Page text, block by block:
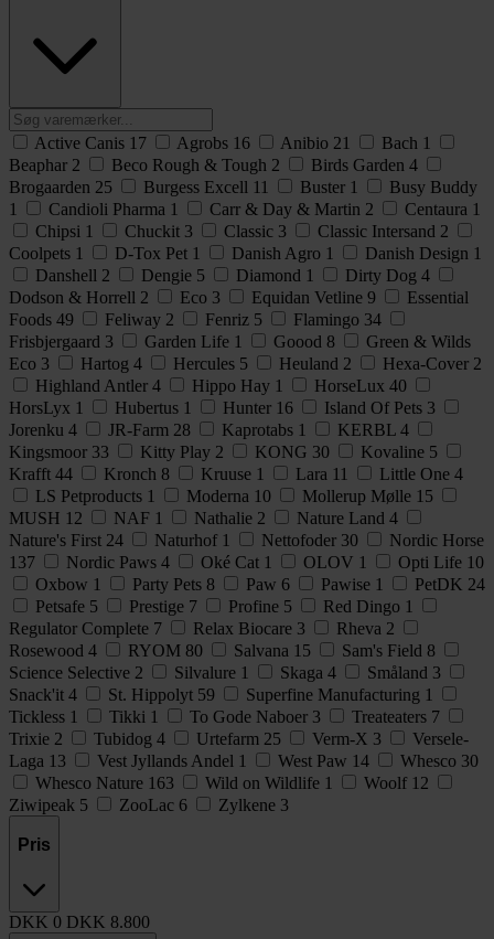
Active Canis 17 Agrobs 16 Anibio 21 Bach 1
Beaphar 2 Beco Rough & Tough 2 Birds Garden 4
Brogaarden 25 Burgess Excell 11 Buster 1
Busy Buddy
1
Candioli Pharma 1 Carr & Day & Martin 2 Centaura 1
Chipsi 1 Chuckit 3 Classic 3 Classic Intersand 2
Coolpets 1 D-Tox Pet 1 Danish Agro 1 Danish Design 1
Danshell 2 Dengie 5 Diamond 1 Dirty Dog 4
Dodson & Horrell 2 Eco 3 Equidan Vetline 9
Essential
Foods 49 Feliway 2 Fenriz 5 Flamingo 34
Frisbjergaard 3 Garden Life 1 Goood 8
Green & Wilds
Eco 3 Hartog 4 Hercules 5 Heuland 2 Hexa-Cover 2
Highland Antler 4 Hippo Hay 1 HorseLux 40
HorsLyx 1 Hubertus 1 Hunter 16 Island Of Pets 3
Jorenku 4 JR-Farm 28 Kaprotabs 1 KERBL 4
Kingsmoor 33 Kitty Play 2 KONG 30 Kovaline 5
Krafft 44 Kronch 8 Kruuse 1 Lara 11 Little One 4
LS Petproducts 1 Moderna 10 Mollerup Mølle 15
MUSH 12 NAF 1 Nathalie 2 Nature Land 4
Nature's First 24 Naturhof 1 Nettofoder 30
Nordic Horse
137
Nordic Paws 4 Oké Cat 1 OLOV 1 Opti Life 10
Oxbow 1 Party Pets 8 Paw 6 Pawise 1 PetDK 24
Petsafe 5 Prestige 7 Profine 5 Red Dingo 1
Regulator Complete 7 Relax Biocare 3 Rheva 2
Rosewood 4 RYOM 80 Salvana 15 Sam's Field 8
Science Selective 2 Silvalure 1 Skaga 4 Småland 3
Snack'it 4 St. Hippolyt 59 Superfine Manufacturing 1
Tickless 1 Tikki 1 To Gode Naboer 3 Treateaters 7
Trixie 2 Tubidog 4 Urtefarm 25 Verm-X 3
Versele-
Laga 13 Vest Jyllands Andel 1 West Paw 14 Whesco 30
Whesco Nature 163 Wild on Wildlife 1 Woolf 12
Ziwipeak 5 ZooLac 6 Zylkene 3
Pris
DKK 0 DKK 8.800